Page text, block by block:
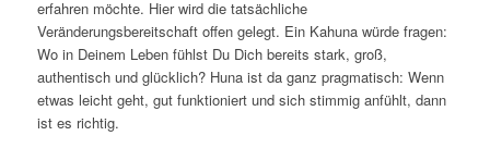
erfahren möchte. Hier wird die tatsächliche
Veränderungsbereitschaft offen gelegt. Ein Kahuna würde fragen:
Wo in Deinem Leben fühlst Du Dich bereits stark, groß,
authentisch und glücklich? Huna ist da ganz pragmatisch: Wenn
etwas leicht geht, gut funktioniert und sich stimmig anfühlt, dann
ist es richtig.